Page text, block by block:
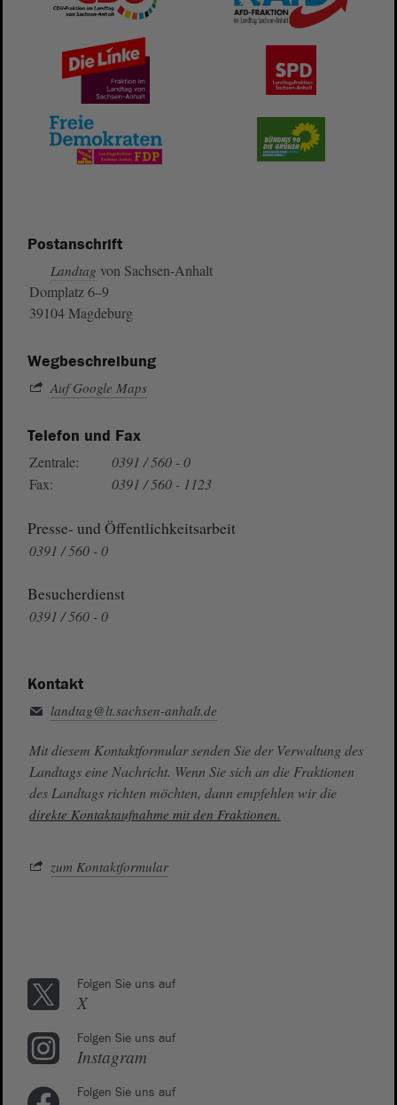
Postanschrift
Landtag von Sachsen-Anhalt
Domplatz 6–9
39104 Magdeburg
Wegbeschreibung
Auf Google Maps
Telefon und Fax
Zentrale:
0391 / 560 - 0
Fax:
0391 / 560 - 1123
Presse- und Öffentlichkeitsarbeit
0391 / 560 - 0
Besucherdienst
0391 / 560 - 0
Kontakt
landtag@lt.sachsen-anhalt.de
Mit diesem Kontaktformular senden Sie der Verwaltung des
Landtags eine Nachricht. Wenn Sie sich an die Fraktionen
des Landtags richten möchten, dann empfehlen wir die
direkte Kontaktaufnahme mit den Fraktionen.
zum Kontaktformular
Folgen Sie uns auf
X
Folgen Sie uns auf
Instagram
Folgen Sie uns auf